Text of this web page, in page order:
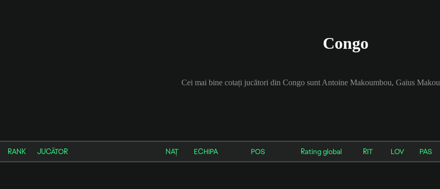
Congo
Cei mai bine cotați jucători din Congo sunt Antoine Makoumbou, Gaius
RANK JUCĂTOR NAȚ ECHIPA POS Rating global RIT LOV PAS